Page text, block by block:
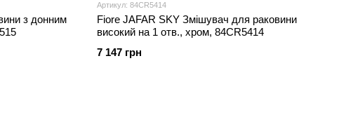
з донним
Артикул: 84CR5414
Fiore JAFAR SKY Змішувач для раковини
високий на 1 отв., хром, 84CR5414
7 147 грн